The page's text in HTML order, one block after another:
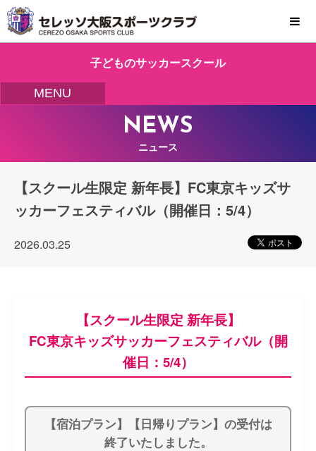
MENU
子どものサッカースクール
MENU
NEWS
ニュース
【スクール生限定 新年長】FC東京キッズサ
ッカーフェスティバル（開催日：5/4）
2026.03.25
【スクール生限定 新年長】
FC東京キッズサッカーフェスティバル（開
催日：5/4）
【宿泊プラン】【日帰りプラン】の受付は
終了いたしました。